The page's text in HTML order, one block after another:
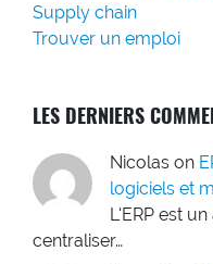
Supply chain
Trouver un emploi
LES DERNIERS
Nicolas on
logiciels et
L'ERP est
centraliser…